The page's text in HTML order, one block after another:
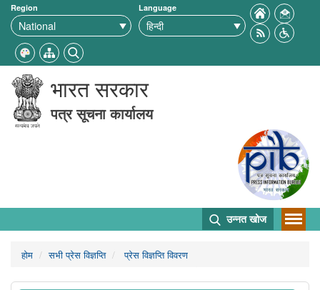
Region Language
भारत सरकार
पत्र सूचना कार्यालय
उन्नत खोज
होम सभी प्रेस विज्ञप्ति प्रेस विज्ञप्ति विवरण